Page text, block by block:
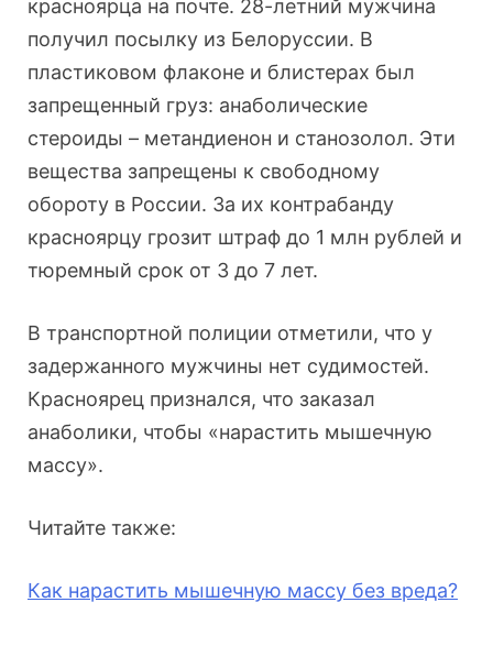
красноярца на почте. 28-летний мужчина
получил посылку из Белоруссии. В
пластиковом флаконе и блистерах был
запрещенный груз: анаболические
стероиды – метандиенон и станозолол. Эти
вещества запрещены к свободному
обороту в России. За их контрабанду
красноярцу грозит штраф до 1 млн рублей и
тюремный срок от 3 до 7 лет.
В транспортной полиции отметили, что у
задержанного мужчины нет судимостей.
Красноярец признался, что заказал
анаболики, чтобы «нарастить мышечную
массу».
Читайте также:
Как нарастить мышечную массу без вреда?